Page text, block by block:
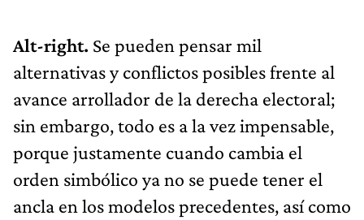
Alt-right. Se pueden pensar mil
alternativas y conflictos posibles frente al
avance arrollador de la derecha electoral;
sin embargo, todo es a la vez impensable,
porque justamente cuando cambia el
orden simbólico ya no se puede tener el
ancla en los modelos precedentes, así como